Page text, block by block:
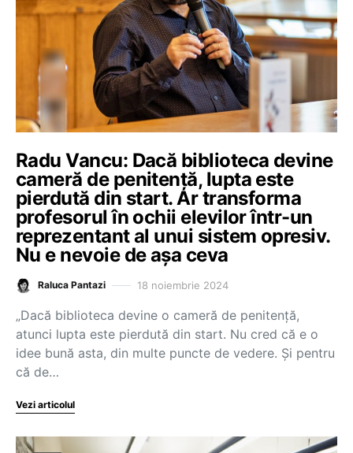
Radu Vancu: Dacă biblioteca devine
cameră de penitență, lupta este
pierdută din start. Ar transforma
profesorul în ochii elevilor într-un
reprezentant al unui sistem opresiv.
Nu e nevoie de așa ceva
Raluca Pantazi 18 noiembrie 2024
„Dacă biblioteca devine o cameră de penitență,
atunci lupta este pierdută din start. Nu cred că e o
idee bună asta, din multe puncte de vedere. Și pentru
că de…
Vezi articolul